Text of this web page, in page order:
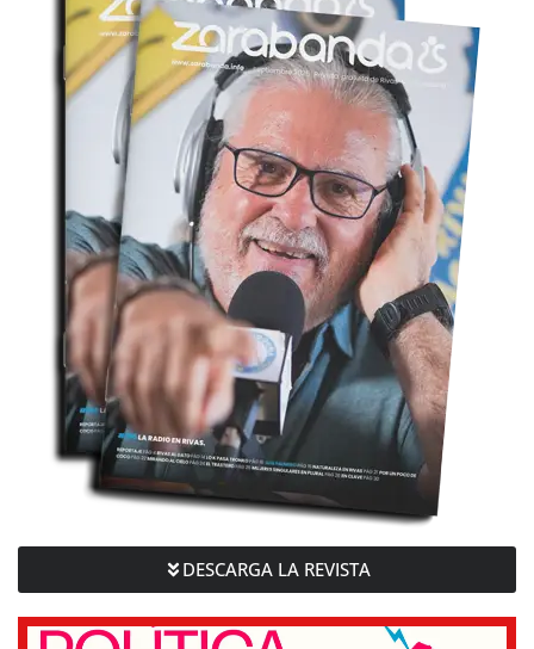
DESCARGA LA REVISTA